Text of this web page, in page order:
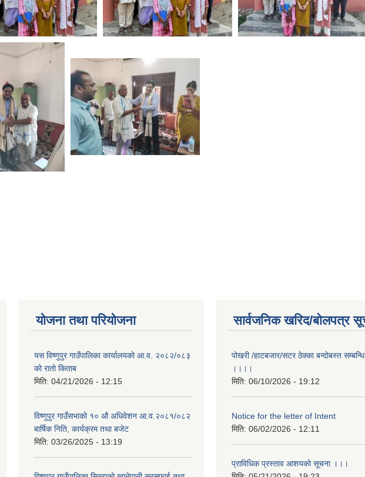
योजना तथा परियोजना
यस विष्णुपुर गाउँपालिका कार्यालयको आ.व. २०८२/०८३
को रातो किताब
मिति: 04/21/2026 - 12:15
विष्णुपुर गाउँसभाको १० औ अधिवेशन आ.व.२०८१/०८२
बार्षिक निति, कार्यक्रम तथा बजेट
मिति: 03/26/2025 - 13:19
सार्वजनिक खरिद/बोलपत्र
पोखरी /हाटबजार/सटर ठेक्का बन्दोबस्त
।।।।
मिति: 06/10/2026 - 19:12
Notice for the letter of Intent
मिति: 06/02/2026 - 12:11
प्राविधिक प्रस्ताव आशयको सूचना ।।।